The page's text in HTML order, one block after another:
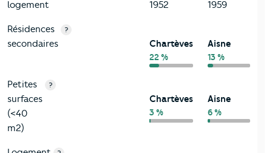
logement
1952
1959
Résidences
secondaires
?
Chartèves
22 %
Aisne
13 %
Petites
surfaces
(<40
m2)
?
Chartèves
3 %
Aisne
6 %